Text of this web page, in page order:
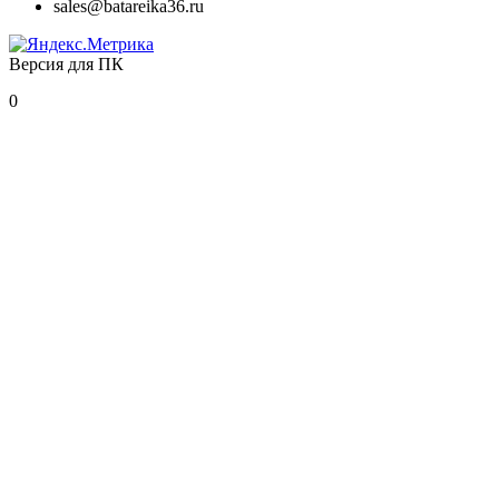
sales@batareika36.ru
Версия для ПК
0